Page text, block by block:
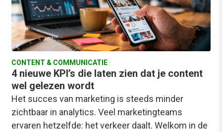
CONTENT & COMMUNICATIE
4 nieuwe KPI’s die laten zien dat je content
wel gelezen wordt
Het succes van marketing is steeds minder
zichtbaar in analytics. Veel marketingteams
ervaren hetzelfde: het verkeer daalt. Welkom in de